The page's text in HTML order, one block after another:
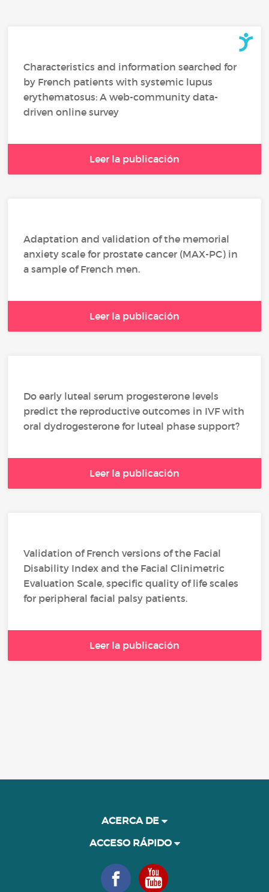
Characteristics and information searched for
by French patients with systemic lupus
erythematosus: A web-community data-
driven online survey
Leer la publicación
Adaptation and validation of the memorial
anxiety scale for prostate cancer (MAX-PC) in
a sample of French men.
Leer la publicación
Do early luteal serum progesterone levels
predict the reproductive outcomes in IVF with
oral dydrogesterone for luteal phase support?
Leer la publicación
Validation of French versions of the Facial
Disability Index and the Facial Clinimetric
Evaluation Scale, specific quality of life scales
for peripheral facial palsy patients.
Leer la publicación
ACERCA DE
ACCESO RÁPIDO